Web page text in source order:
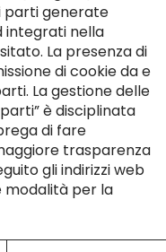
parti generate
integrati nella
La presenza di
di cookie da e
La gestione delle
è disciplinata
di fare
trasparenza
gli indirizzi web
modalità per la